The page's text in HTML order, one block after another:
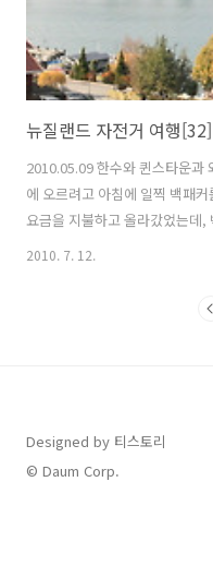
2010.05.09 한수와 퀸스타운과
에 오르려고 아침에 일찍 백패
요금을 지불하고 올라갔었는데
곤돌라를 타고 올라가지 않고 걸
돌라 근처까지 갔다가 행인에
2010. 7. 12.
Designed by 티스토리
© Daum Corp.